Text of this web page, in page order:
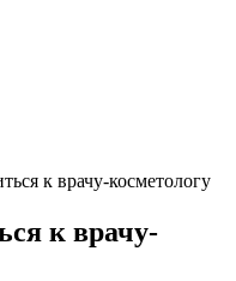
к врачу-косметологу
к врачу-